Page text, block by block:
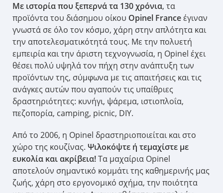
Με ιστορία που ξεπερνά τα 130 χρόνια, τα
προϊόντα του διάσημου οίκου Opinel Franceέγιναν
γνωστά σε όλο τον κόσμο, χάρη στην απλότητα και
την αποτελεσματικότητά τους. Με την πολυετή
εμπειρία και την άριστη τεχνογνωσία, η Opinel έχει
θέσει πολύ υψηλά τον πήχη στην ανάπτυξη των
προϊόντων της, σύμφωνα με τις απαιτήσεις και τις
ανάγκες αυτών που αγαπούν τις υπαίθριες
δραστηριότητες: κυνήγι, ψάρεμα, ιστιοπλοΐα,
πεζοπορία, camping, picnic, DIY.
Από το 2006, η Opinel δραστηριοποιείται και στο
χώρο της κουζίνας.Ψιλοκόψτε ή τεμαχίστε με
ευκολία και ακρίβεια!Τα μαχαίρια Opinel
αποτελούν σημαντικό κομμάτι της καθημερινής μας
ζωής, χάρη στο εργονομικό σχήμα, την ποιότητα